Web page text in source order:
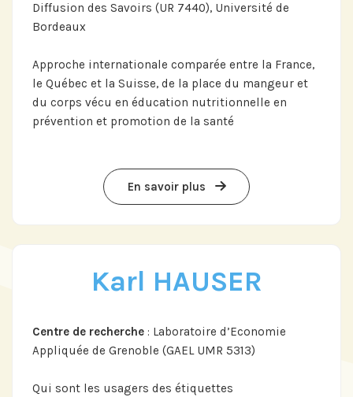
Diffusion des Savoirs (UR 7440), Université de
Bordeaux
Approche internationale comparée entre la France,
le Québec et la Suisse, de la place du mangeur et
du corps vécu en éducation nutritionnelle en
prévention et promotion de la santé
En savoir plus
Karl HAUSER
Centre de recherche : Laboratoire d’Economie
Appliquée de Grenoble (GAEL UMR 5313)
Qui sont les usagers des étiquettes